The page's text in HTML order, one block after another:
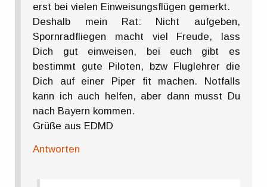
erst bei vielen Einweisungsflügen gemerkt.
Deshalb mein Rat: Nicht aufgeben,
Spornradfliegen macht viel Freude, lass
Dich gut einweisen, bei euch gibt es
bestimmt gute Piloten, bzw Fluglehrer die
Dich auf einer Piper fit machen. Notfalls
kann ich auch helfen, aber dann musst Du
nach Bayern kommen.
Grüße aus EDMD
Antworten